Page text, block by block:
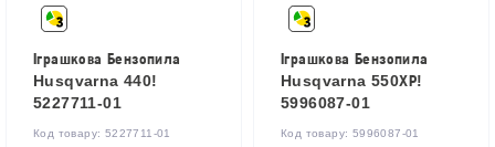
Іграшкова Бензопила
Husqvarna 440!
5227711-01
Код товару: 5227711-01
Іграшкова Бензопила
Husqvarna 550ХР!
5996087-01
Код товару: 5996087-01